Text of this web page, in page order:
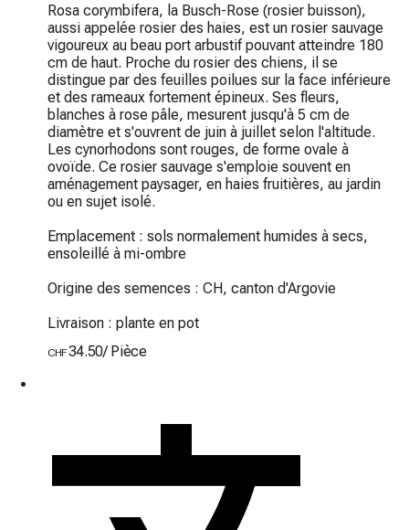
Rosa corymbifera, la Busch-Rose (rosier buisson),
aussi appelée rosier des haies, est un rosier sauvage
vigoureux au beau port arbustif pouvant atteindre 180
cm de haut. Proche du rosier des chiens, il se
distingue par des feuilles poilues sur la face inférieure
et des rameaux fortement épineux. Ses fleurs,
blanches à rose pâle, mesurent jusqu'à 5 cm de
diamètre et s'ouvrent de juin à juillet selon l'altitude.
Les cynorhodons sont rouges, de forme ovale à
ovoïde. Ce rosier sauvage s'emploie souvent en
aménagement paysager, en haies fruitières, au jardin
ou en sujet isolé.
Emplacement : sols normalement humides à secs,
ensoleillé à mi-ombre
Origine des semences : CH, canton d'Argovie
Livraison : plante en pot
CHF34.50/ Pièce